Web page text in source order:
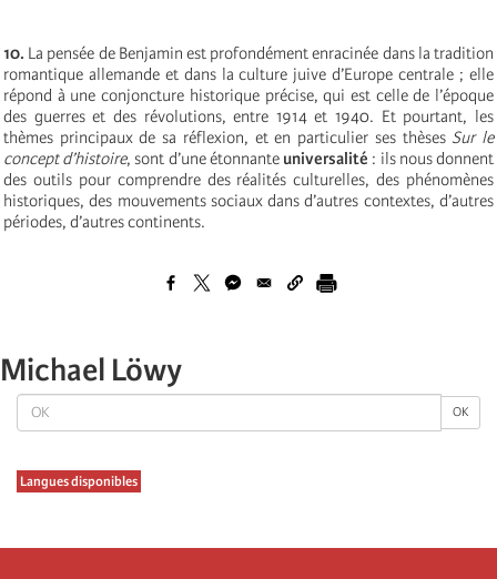
OK OK
Langues disponibles
10. La pensée de Benjamin est profondément enracinée dans la tradition
romantique allemande et dans la culture juive d’Europe centrale ; elle
répond à une conjoncture historique précise, qui est celle de l’époque
des guerres et des révolutions, entre 1914 et 1940. Et pourtant, les
thèmes principaux de sa réflexion, et en particulier ses thèses Sur le
concept d’histoire, sont d’une étonnante universalité : ils nous donnent
des outils pour comprendre des réalités culturelles, des phénomènes
historiques, des mouvements sociaux dans d’autres contextes, d’autres
périodes, d’autres continents.
Michael Löwy